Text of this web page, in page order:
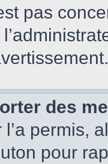
pas
des
l’a permis,
pour